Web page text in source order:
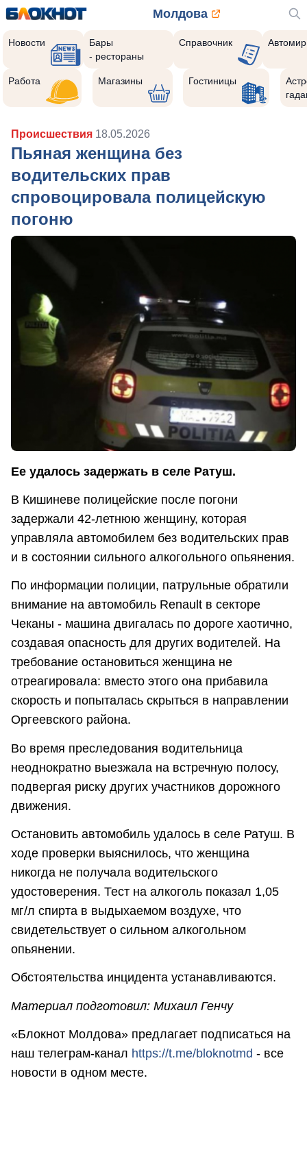
Молдова
Новости
Бары
- рестораны
Справочник Автомир
Работа Магазины Гостиницы
Происшествия 18.05.2026
Пьяная женщина без
водительских прав
спровоцировала полицейскую
погоню
Ее удалось задержать в селе Ратуш.
В Кишиневе полицейские после погони
задержали 42-летнюю женщину, которая
управляла автомобилем без водительских прав
и в состоянии сильного алкогольного опьянения.
По информации полиции, патрульные обратили
внимание на автомобиль Renault в секторе
Чеканы - машина двигалась по дороге хаотично,
создавая опасность для других водителей. На
требование остановиться женщина не
отреагировала: вместо этого она прибавила
скорость и попыталась скрыться в направлении
Оргеевского района.
Во время преследования водительница
неоднократно выезжала на встречную полосу,
подвергая риску других участников дорожного
движения.
Остановить автомобиль удалось в селе Ратуш. В
ходе проверки выяснилось, что женщина
никогда не получала водительского
удостоверения. Тест на алкоголь показал 1,05
мг/л спирта в выдыхаемом воздухе, что
свидетельствует о сильном алкогольном
опьянении.
Обстоятельства инцидента устанавливаются.
Материал подготовил: Михаил Генчу
«Блокнот Молдова» предлагает подписаться на
наш телеграм-канал https://t.me/bloknotmd - все
новости в одном месте.